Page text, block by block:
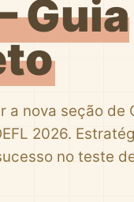
Guia
a nova seção de
2026.
no teste